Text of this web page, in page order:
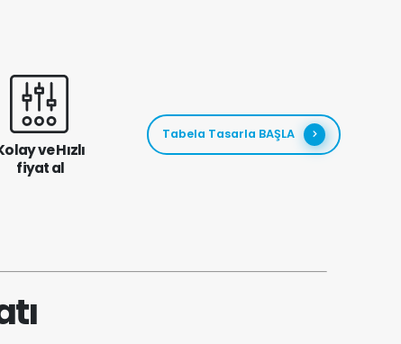
ve Hızlı
fiyat al
Tabela Tasarla BAŞLA